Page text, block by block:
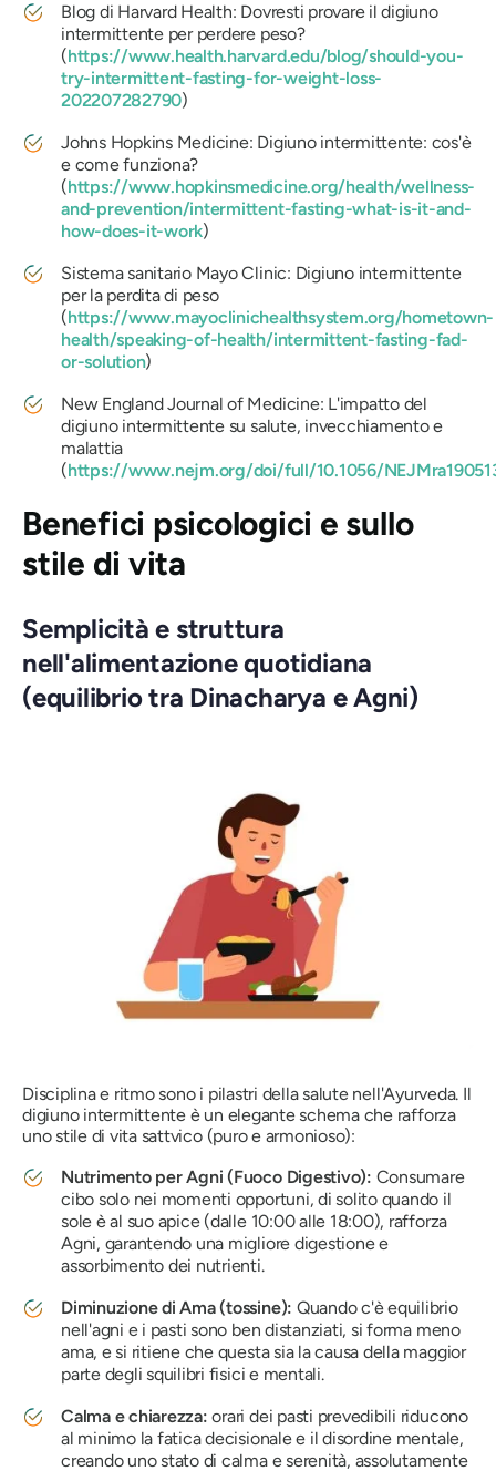
Blog di Harvard Health: Dovresti provare il digiuno
intermittente per perdere peso?
(https://www.health.harvard.edu/blog/should-you-
try-intermittent-fasting-for-weight-loss-
202207282790)
Johns Hopkins Medicine: Digiuno intermittente: cos'è
e come funziona?
(https://www.hopkinsmedicine.org/health/wellness-
and-prevention/intermittent-fasting-what-is-it-and-
how-does-it-work)
Sistema sanitario Mayo Clinic: Digiuno intermittente
per la perdita di peso
(https://www.mayoclinichealthsystem.org/hometown-
health/speaking-of-health/intermittent-fasting-fad-
or-solution)
New England Journal of Medicine: L'impatto del
digiuno intermittente su salute, invecchiamento e
malattia
(https://www.nejm.org/doi/full/10.1056/
Benefici psicologici e sullo
stile di vita
Semplicità e struttura
nell'alimentazione quotidiana
(equilibrio tra Dinacharya e Agni)
Disciplina e ritmo sono i pilastri della salute nell'Ayurveda. Il
digiuno intermittente è un elegante schema che rafforza
uno stile di vita sattvico (puro e armonioso):
Nutrimento per Agni (Fuoco Digestivo): Consumare
cibo solo nei momenti opportuni, di solito quando il
sole è al suo apice (dalle 10:00 alle 18:00), rafforza
Agni, garantendo una migliore digestione e
assorbimento dei nutrienti.
Diminuzione di Ama (tossine): Quando c'è equilibrio
nell'agni e i pasti sono ben distanziati, si forma meno
ama, e si ritiene che questa sia la causa della maggior
parte degli squilibri fisici e mentali.
Calma e chiarezza: orari dei pasti prevedibili riducono
al minimo la fatica decisionale e il disordine mentale,
creando uno stato di calma e serenità, assolutamente